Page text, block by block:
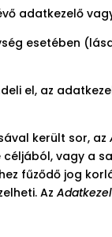
adatkezelő
esetében
el, az
került sor, az
vagy a
fűződő jog
Az